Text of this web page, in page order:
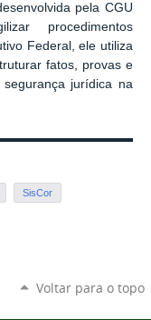
pela CGU
procedimentos
Federal, ele utiliza
fatos, provas e
jurídica na
SisCor
Voltar para o topo